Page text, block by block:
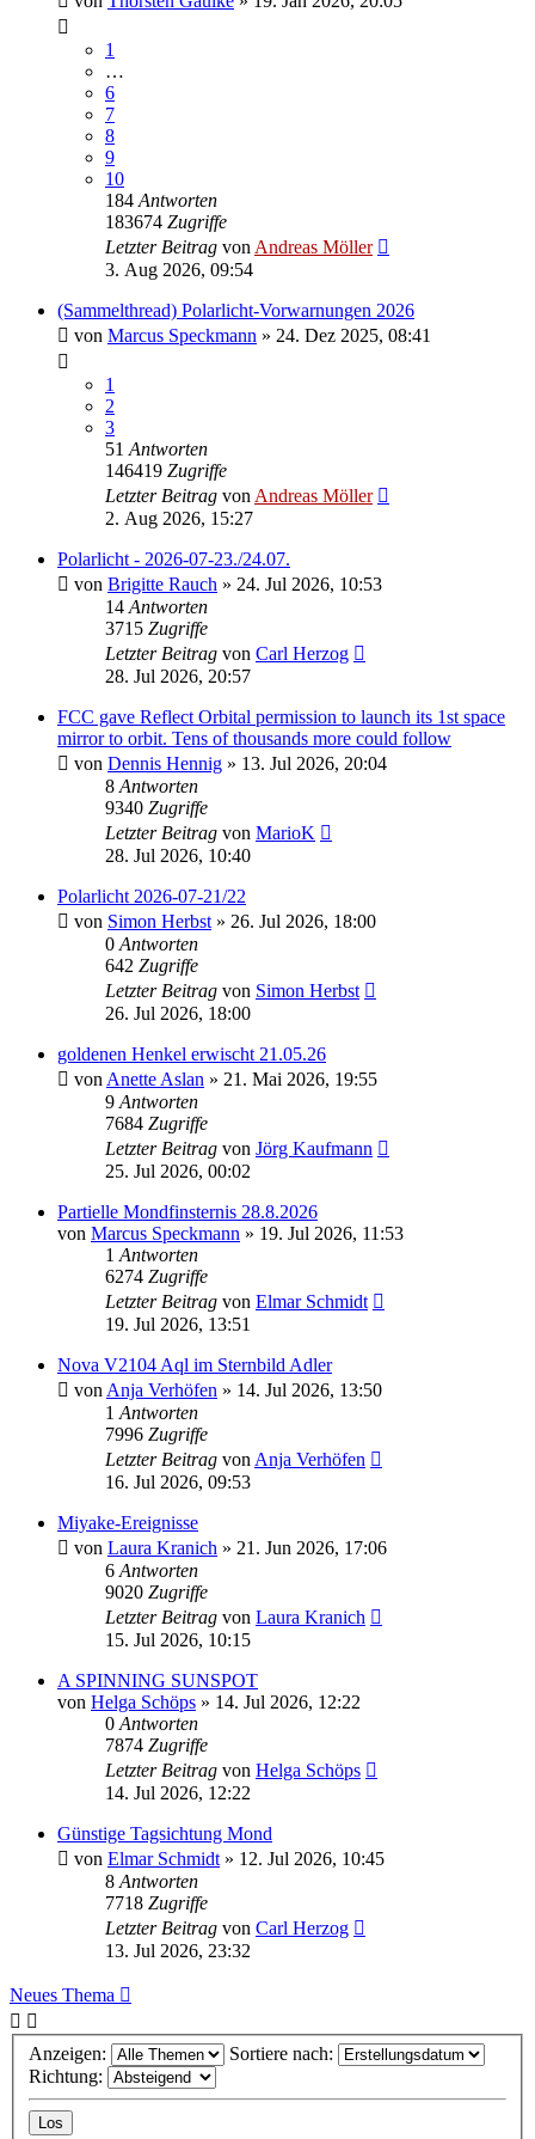
1
…
6
7
8
9
10
184 Antworten
183674 Zugriffe
Letzter Beitrag von Andreas Möller
3. Aug 2026, 09:54
(Sammelthread) Polarlicht-Vorwarnungen 2026
von Marcus Speckmann » 24. Dez 2025, 08:41
1
2
3
51 Antworten
146419 Zugriffe
Letzter Beitrag von Andreas Möller
2. Aug 2026, 15:27
Polarlicht - 2026-07-23./24.07.
von Brigitte Rauch » 24. Jul 2026, 10:53
14 Antworten
3715 Zugriffe
Letzter Beitrag von Carl Herzog
28. Jul 2026, 20:57
FCC gave Reflect Orbital permission to launch its 1st space
mirror to orbit. Tens of thousands more could follow
von Dennis Hennig » 13. Jul 2026, 20:04
8 Antworten
9340 Zugriffe
Letzter Beitrag von MarioK
28. Jul 2026, 10:40
Polarlicht 2026-07-21/22
von Simon Herbst » 26. Jul 2026, 18:00
0 Antworten
642 Zugriffe
Letzter Beitrag von Simon Herbst
26. Jul 2026, 18:00
goldenen Henkel erwischt 21.05.26
von Anette Aslan » 21. Mai 2026, 19:55
9 Antworten
7684 Zugriffe
Letzter Beitrag von Jörg Kaufmann
25. Jul 2026, 00:02
Partielle Mondfinsternis 28.8.2026
von Marcus Speckmann » 19. Jul 2026, 11:53
1 Antworten
6274 Zugriffe
Letzter Beitrag von Elmar Schmidt
19. Jul 2026, 13:51
Nova V2104 Aql im Sternbild Adler
von Anja Verhöfen » 14. Jul 2026, 13:50
1 Antworten
7996 Zugriffe
Letzter Beitrag von Anja Verhöfen
16. Jul 2026, 09:53
Miyake-Ereignisse
von Laura Kranich » 21. Jun 2026, 17:06
6 Antworten
9020 Zugriffe
Letzter Beitrag von Laura Kranich
15. Jul 2026, 10:15
A SPINNING SUNSPOT
von Helga Schöps » 14. Jul 2026, 12:22
0 Antworten
7874 Zugriffe
Letzter Beitrag von Helga Schöps
14. Jul 2026, 12:22
Günstige Tagsichtung Mond
von Elmar Schmidt » 12. Jul 2026, 10:45
8 Antworten
7718 Zugriffe
Letzter Beitrag von Carl Herzog
13. Jul 2026, 23:32
Neues Thema
Anzeigen:
Sortiere nach:
Richtung: